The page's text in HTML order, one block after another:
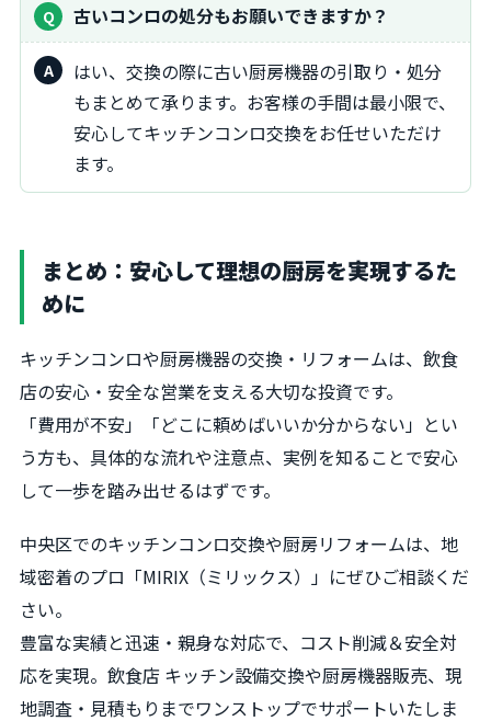
古いコンロの処分もお願いできますか？
はい、交換の際に古い厨房機器の引取り・処分
もまとめて承ります。お客様の手間は最小限で、
安心してキッチンコンロ交換をお任せいただけ
ます。
まとめ：安心して理想の厨房を実現するた
めに
キッチンコンロや厨房機器の交換・リフォームは、飲食
店の安心・安全な営業を支える大切な投資です。
「費用が不安」「どこに頼めばいいか分からない」とい
う方も、具体的な流れや注意点、実例を知ることで安心
して一歩を踏み出せるはずです。
中央区でのキッチンコンロ交換や厨房リフォームは、地
域密着のプロ「MIRIX（ミリックス）」にぜひご相談くだ
さい。
豊富な実績と迅速・親身な対応で、コスト削減＆安全対
応を実現。飲食店 キッチン設備交換や厨房機器販売、現
地調査・見積もりまでワンストップでサポートいたしま